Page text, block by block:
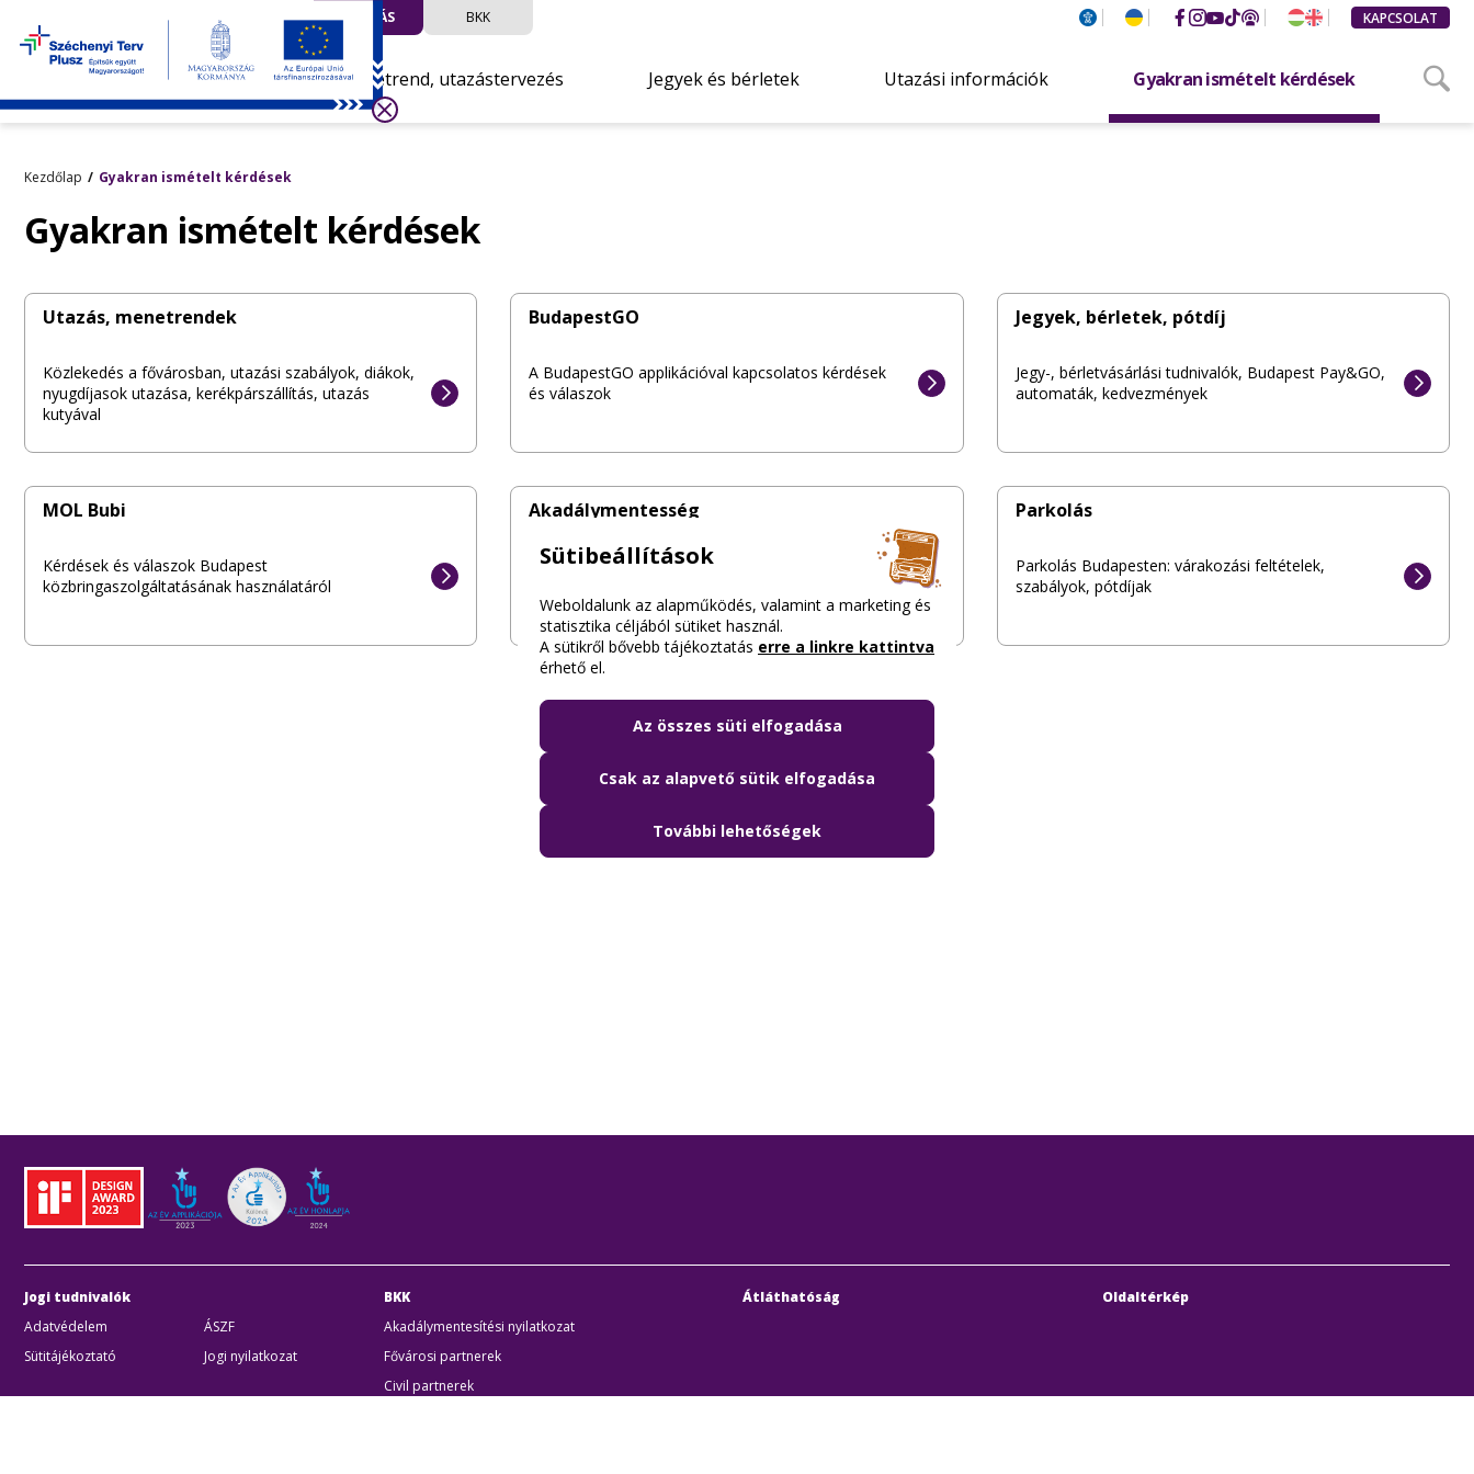
UTAZÁS BKK KAPCSOLAT
Menetrend, utazástervezés Jegyek és bérletek Utazási információk Gyakran ismételt kérdések
Kezdőlap Gyakran ismételt kérdések
Gyakran ismételt kérdések
Utazás, menetrendek
Közlekedés a fővárosban, utazási szabályok, diákok,
nyugdíjasok utazása, kerékpárszállítás, utazás
kutyával
BudapestGO
A BudapestGO applikációval kapcsolatos kérdések
és válaszok
Jegyek, bérletek, pótdíj
Jegy-, bérletvásárlási tudnivalók, Budapest Pay&GO,
automaták, kedvezmények
MOL Bubi
Kérdések és válaszok Budapest
közbringaszolgáltatásának használatáról
Akadálymentesség
Tudnivalók az akadálymentes budapesti utazással
Parkolás
Parkolás Budapesten: várakozási feltételek,
szabályok, pótdíjak
Jogi tudnivalók
Adatvédelem
ÁSZF
Sütitájékoztató
Jogi nyilatkozat
BKK
Akadálymentesítési nyilatkozat
Fővárosi partnerek
Civil partnerek
Átláthatóság Oldaltérkép
Sütibeállítások
Weboldalunk az alapműködés, valamint a marketing és
statisztika céljából sütiket használ.
A sütikről bővebb tájékoztatás erre a linkre kattintva
érhető el.
Az összes süti elfogadása
Csak az alapvető sütik elfogadása
További lehetőségek